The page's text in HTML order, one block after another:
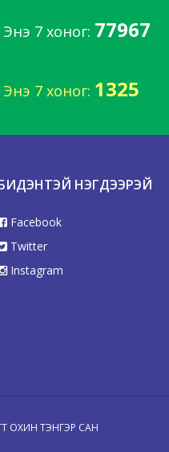
Энэ 7 хоног: 77967
Энэ 7 хоног: 1325
НЭГДЭЭРЭЙ
Facebook
Twitter
Instagram
ОХИН ТЭНГЭР САН